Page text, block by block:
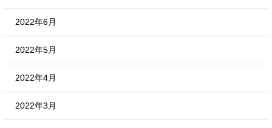
2022年6月
2022年5月
2022年4月
2022年3月